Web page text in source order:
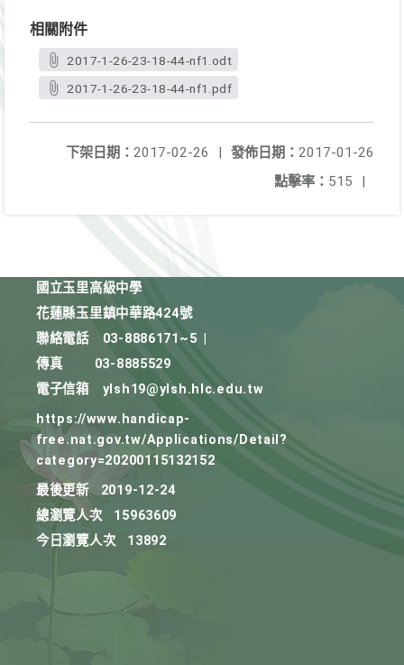
相關附件
2017-1-26-23-18-44-nf1.odt
2017-1-26-23-18-44-nf1.pdf
發佈日期： 2017-01-26
下架日期： 2017-02-26
|
點擊率： 515 |
國立玉里高級中學
花蓮縣玉里鎮中華路424號
聯絡電話
03-8886171~5
傳真
03-8885529
電子信箱
ylsh19@ylsh.hlc.edu.tw
https://www.handicap-
free.nat.gov.tw/Applications/Detail?
category=20200115132152
最後更新
2019-12-24
總瀏覽人次
15963609
今日瀏覽人次
13892